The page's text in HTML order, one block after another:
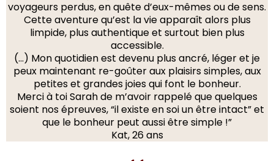
voyageurs perdus, en quête d’eux-mêmes ou de sens.
Cette aventure qu’est la vie apparaît alors plus
limpide, plus authentique et surtout bien plus
accessible.
(…) Mon quotidien est devenu plus ancré, léger et je
peux maintenant re-goûter aux plaisirs simples, aux
petites et grandes joies qui font le bonheur.
Merci à toi Sarah de m’avoir rappelé que quelques
soient nos épreuves, “il existe en soi un être intact” et
que le bonheur peut aussi être simple !”
Kat, 26 ans